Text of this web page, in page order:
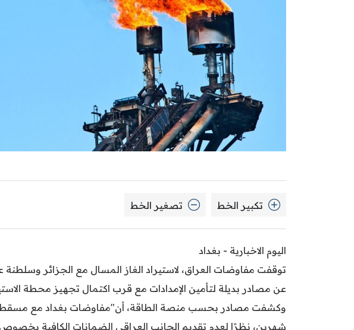
تكبير الخط تصغير الخط
اليوم الاخبارية - بغداد
توقفت مفاوضات العراق، لاستيراد الغاز المسال مع الجزائر
عن مصادر بديلة لتأمين الإمدادات مع قرب اكتمال تجهيز محطة
وكشفت مصادر بحسب منصة الطاقة، أن"مفاوضات بغداد مع مسقط
شهرين، نظرًا لعدم تقديم الجانب العراقي الضمانات الكافية